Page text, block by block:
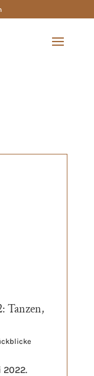
Tanzen,
2022.